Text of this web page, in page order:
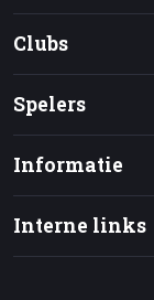
Clubs
Spelers
Informatie
Interne links